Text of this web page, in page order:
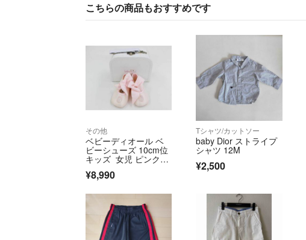
こちらの商品もおすすめです
その他
ベビーディオール ベ
ビーシューズ 10cm位
キッズ 女児 ピンク
定】≪
¥8,990
Tシャツ/カットソー
baby Dior ストライプ
シャツ 12M
¥2,500